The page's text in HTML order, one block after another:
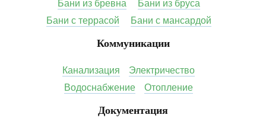
Бани из бревна
Бани из бруса
Бани с террасой
Бани с мансардой
Коммуникации
Канализация
Электричество
Водоснабжение
Отопление
Документация